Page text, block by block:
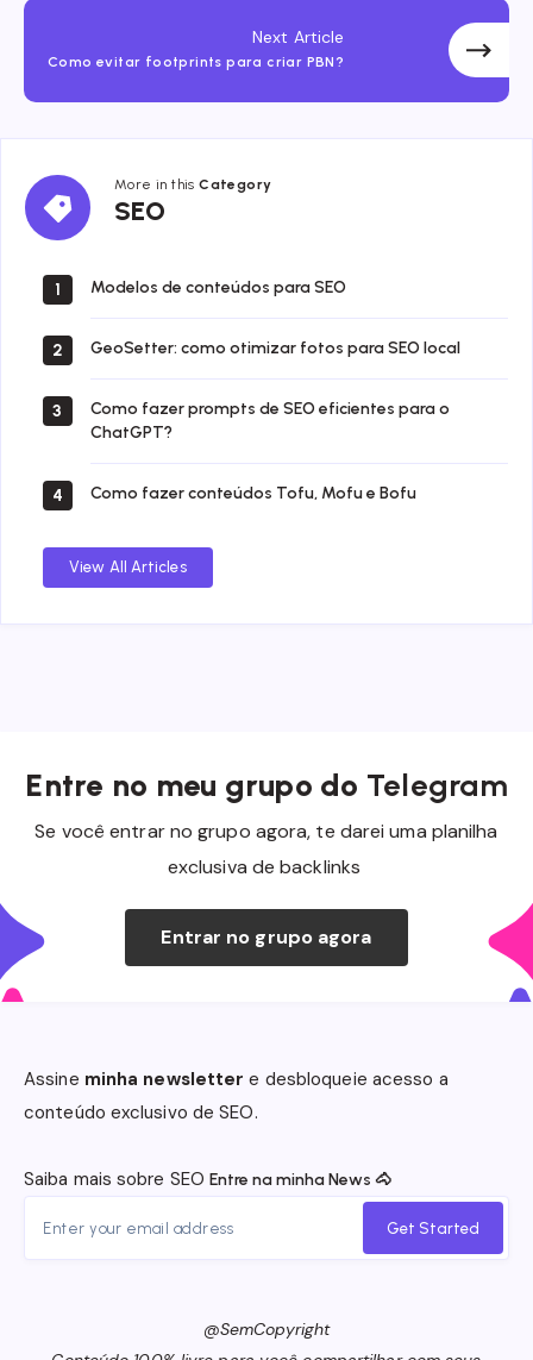
Next Article
Como evitar footprints para criar PBN?
More in thisCategory
SEO
SEO
1 Modelos de conteúdos para SEO
2 GeoSetter: como otimizar fotos para SEO local
3
Como fazer prompts de SEO eficientes para o
ChatGPT?
4 Como fazer conteúdos Tofu, Mofu e Bofu
View All Articles
Entre no meu grupo do Telegram
Se você entrar no grupo agora, te darei uma planilha
exclusiva de backlinks
Entrar no grupo agora
Assine minha newsletter e desbloqueie acesso a
conteúdo exclusivo de SEO.
Saiba mais sobre SEOEntre na minha News 🐴
Get Started
@SemCopyright